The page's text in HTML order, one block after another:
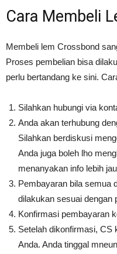
Cara Membeli
Membeli lem Crossbond
Proses pembelian bisa
perlu bertandang ke sini.
Silahkan hubungi via
Anda akan terhubung
Silahkan berdiskusi
Anda juga boleh lho
menanyakan info lebih
Pembayaran bila semua
dilakukan sesuai dengan
Konfirmasi pembayaran
Setelah dikonfirmasi,
Anda. Anda tinggal